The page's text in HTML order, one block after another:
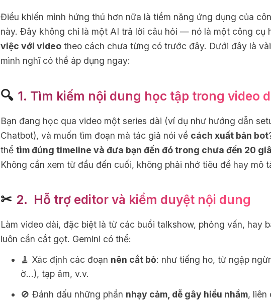
Điều khiến mình hứng thú hơn nữa là tiềm năng ứng dụng của
này. Đây không chỉ là một AI trả lời câu hỏi — nó là một công cụ
việc với video theo cách chưa từng có trước đây. Dưới đây là
mình nghĩ có thể áp dụng ngay:
🔍 1. Tìm kiếm nội dung học tập trong video
Bạn đang học qua video một series dài (ví dụ như hướng dẫn
Chatbot), và muốn tìm đoạn mà tác giả nói về cách xuất bản bot
thể tìm đúng timeline và đưa bạn đến đó trong chưa đến 20
Không cần xem từ đầu đến cuối, không phải nhớ tiêu đề hay mô
✂ 2. ️ Hỗ trợ editor và kiểm duyệt nội dung
Làm video dài, đặc biệt là từ các buổi talkshow, phỏng vấn, hay
luôn cần cắt gọt. Gemini có thể:
🧹 Xác định các đoạn nên cắt bỏ: như tiếng ho, từ ngập
ờ…), tạp âm, v.v.
🚫 Đánh dấu những phần nhạy cảm, dễ gây hiểu nhầm, liên